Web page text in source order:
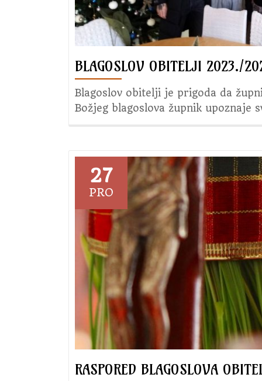
BLAGOSLOV OBITELJI 2023./
Blagoslov obitelji je prigoda da
Božjeg blagoslova župnik upoznaje
27
PRO
RASPORED BLAGOSLOVA